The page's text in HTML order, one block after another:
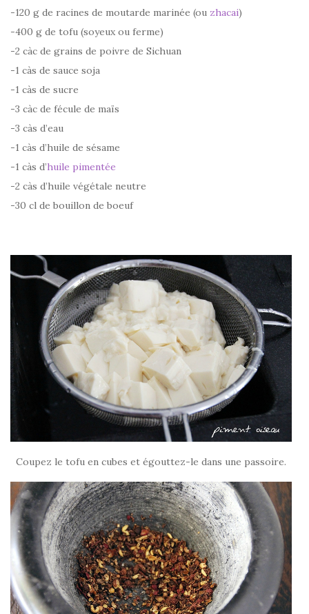
-120 g de racines de moutarde marinée (ou zhacai)
-400 g de tofu (soyeux ou ferme)
-2 càc de grains de poivre de Sichuan
-1 càs de sauce soja
-1 càs de sucre
-3 càc de fécule de maïs
-3 càs d’eau
-1 càs d’huile de sésame
-1 càs d’huile pimentée
-2 càs d’huile végétale neutre
-30 cl de bouillon de boeuf
Coupez le tofu en cubes et égouttez-le dans une passoire.